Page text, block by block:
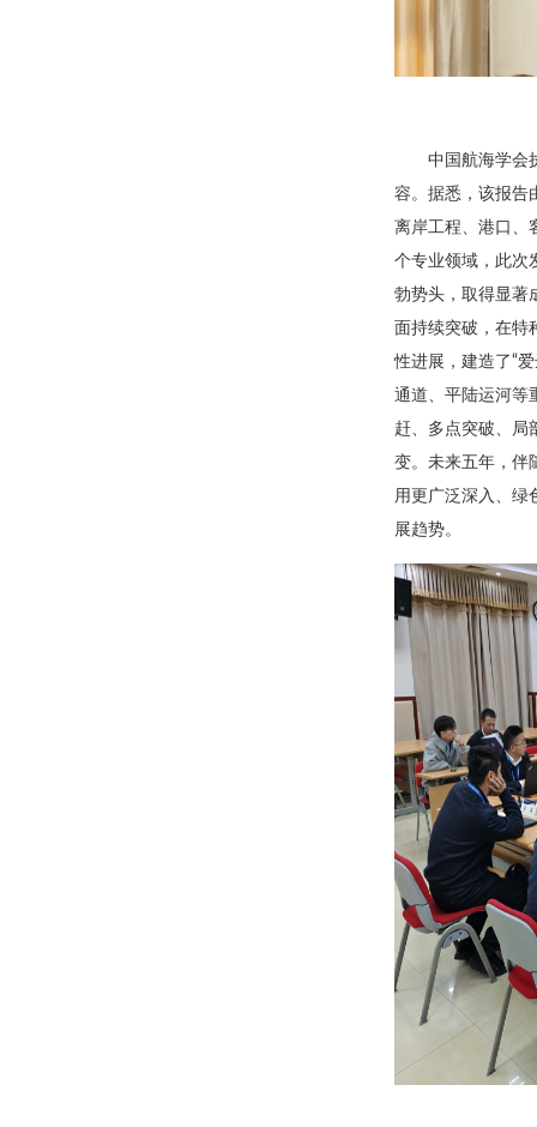
中国航海学会
容。据悉，该报告
离岸工程、港口、
个专业领域，此次
勃势头，取得显著
面持续突破，在特
性进展，建造了“爱
通道、平陆运河等
赶、多点突破、局
变。未来五年，伴
用更广泛深入、绿
展趋势。